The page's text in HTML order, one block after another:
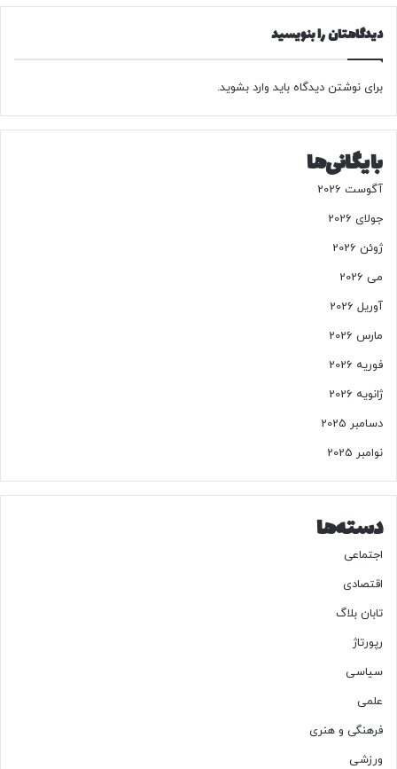
ا
ط
ن
م
خ
ل
!
م
ا
ا
ب
ک
ن
ی
م
ا
ت
ه
ه
ی
1
0
4
ت
ن
ر
؟
!
دیدگاهتان را بنویسید
برای نوشتن دیدگاه باید وارد بشوید.
بایگانی‌ها
آگوست 2026
جولای 2026
ژوئن 2026
می 2026
آوریل 2026
مارس 2026
فوریه 2026
ژانویه 2026
دسامبر 2025
نوامبر 2025
دسته‌ها
اجتماعی
اقتصادی
تابان بلاگ
رپورتاژ
سیاسی
علمی
فرهنگی و هنری
ورزشی